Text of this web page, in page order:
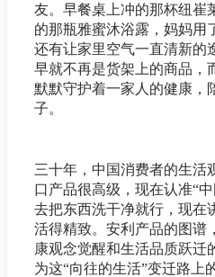
友。早餐桌上冲的那杯纽崔
的那瓶雅蜜沐浴露，妈妈用
还有让家里空气一直清新
早就不再是货架上的商品，
默默守护着一家人的健康，
子。
三十年，中国消费者的生活
口产品很高级，现在认准“
去把东西洗干净就行，现在
活得精致。安利产品的图谱
康观念觉醒和生活品质跃迁
为这“向往的生活”变迁路上